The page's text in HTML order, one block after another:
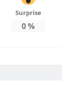
Surprise
0%